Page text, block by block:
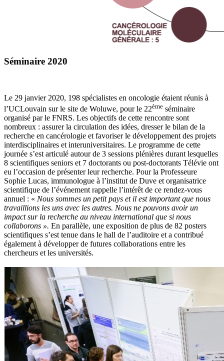
Séminaire 2020
Le 29 janvier 2020, 198 spécialistes en oncologie étaient réunis à
l’UCLouvain sur le site de Woluwe, pour le 22ème séminaire
organisé par le FNRS. Les objectifs de cette rencontre sont
nombreux : assurer la circulation des idées, dresser le bilan de la
recherche en cancérologie et favoriser le développement des projets
interdisciplinaires et interuniversitaires. Le programme de cette
journée s’est articulé autour de 3 sessions plénières durant lesquelles
8 scientifiques seniors et 7 doctorants ou post-doctorants Télévie ont
eu l’occasion de présenter leur recherche. Pour la Professeure
Sophie Lucas, immunologue à l’institut de Duve et organisatrice
scientifique de l’événement rappelle l’intérêt de ce rendez-vous
annuel : « Nous sommes un petit pays et il est important que nous
travaillions les uns avec les autres. Nous ne pouvons avoir un
impact sur la recherche au niveau international que si nous
collaborons ». En parallèle, une exposition de plus de 82 posters
scientifiques s’est tenue dans le hall de l’auditoire et a contribué
également à développer de futures collaborations entre les
chercheurs et les universités.